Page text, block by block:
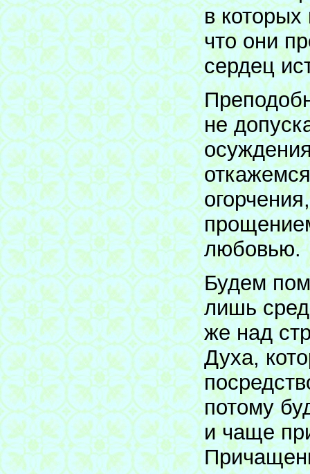
в которых
что они
сердец
не
любовью.
Будем
лишь
же над
Духа,
потому
и чаще